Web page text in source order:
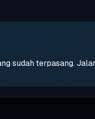
sudah terpasang.